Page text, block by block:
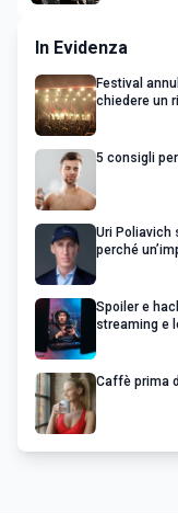
In Evidenza
Festival
chiedere un
5 consigli
Uri Poliavich
perché
Spoiler e
streaming e
Caffè prima